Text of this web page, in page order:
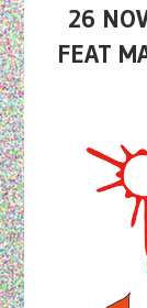
26
FEAT